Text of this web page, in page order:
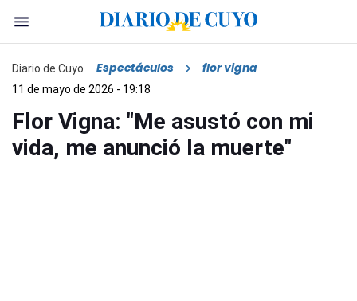
Diario de Cuyo Espectáculos flor vigna
11 de mayo de 2026 - 19:18
Flor Vigna: "Me asustó con mi
vida, me anunció la muerte"